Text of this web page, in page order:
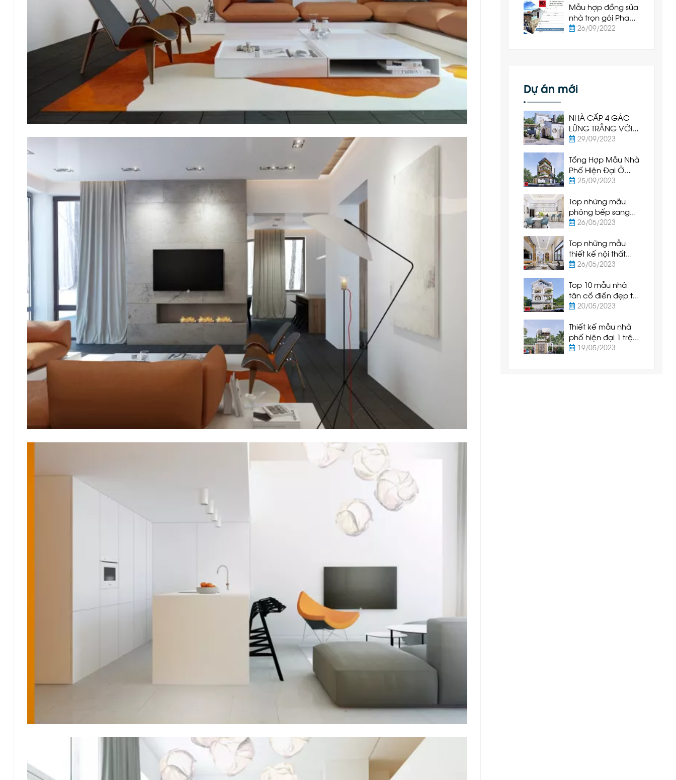
Mẫu hợp đồng sửa
nhà trọn gói Phan
Thiết 2022 mới nhất
26/09/2022
Dự án mới
NHÀ CẤP 4 GÁC
LỮNG TRẮNG VỚI
CỬA VÒM TRÒN -
VỜI
29/09/2023
Tổng Hợp Mẫu Nhà
Phố Hiện Đại Ở
Phan Thiết - Bình
25/09/2023
Top những mẫu
phòng bếp sang
trọng và hiện đại
nhất hiện nay
26/05/2023
Top những mẫu
thiết kế nội thất
phòng khách hiện
nhất hiện nay
26/05/2023
Top 10 mẫu nhà
tân cổ điển đẹp tại
Phan Thiết - Bình
20/05/2023
Thiết kế mẫu nhà
phố hiện đại 1 trệt
1 lầu tại Tuy Phong
19/05/2023